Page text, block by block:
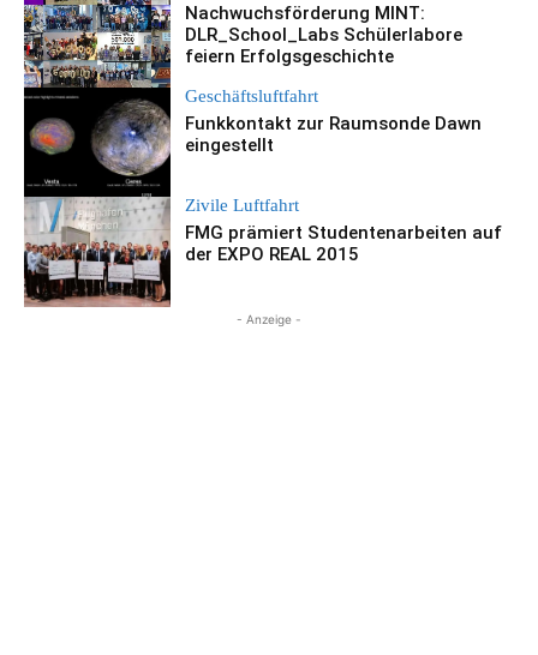
Nachwuchsförderung MINT:
DLR_School_Labs Schülerlabore
feiern Erfolgsgeschichte
Geschäftsluftfahrt
Funkkontakt zur Raumsonde Dawn
eingestellt
Zivile Luftfahrt
FMG prämiert Studentenarbeiten auf
der EXPO REAL 2015
- Anzeige -